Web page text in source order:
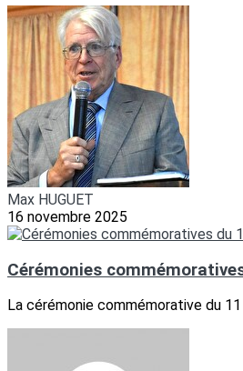
Max HUGUET
16 novembre 2025
Cérémonies
La cérémonie commémorative du